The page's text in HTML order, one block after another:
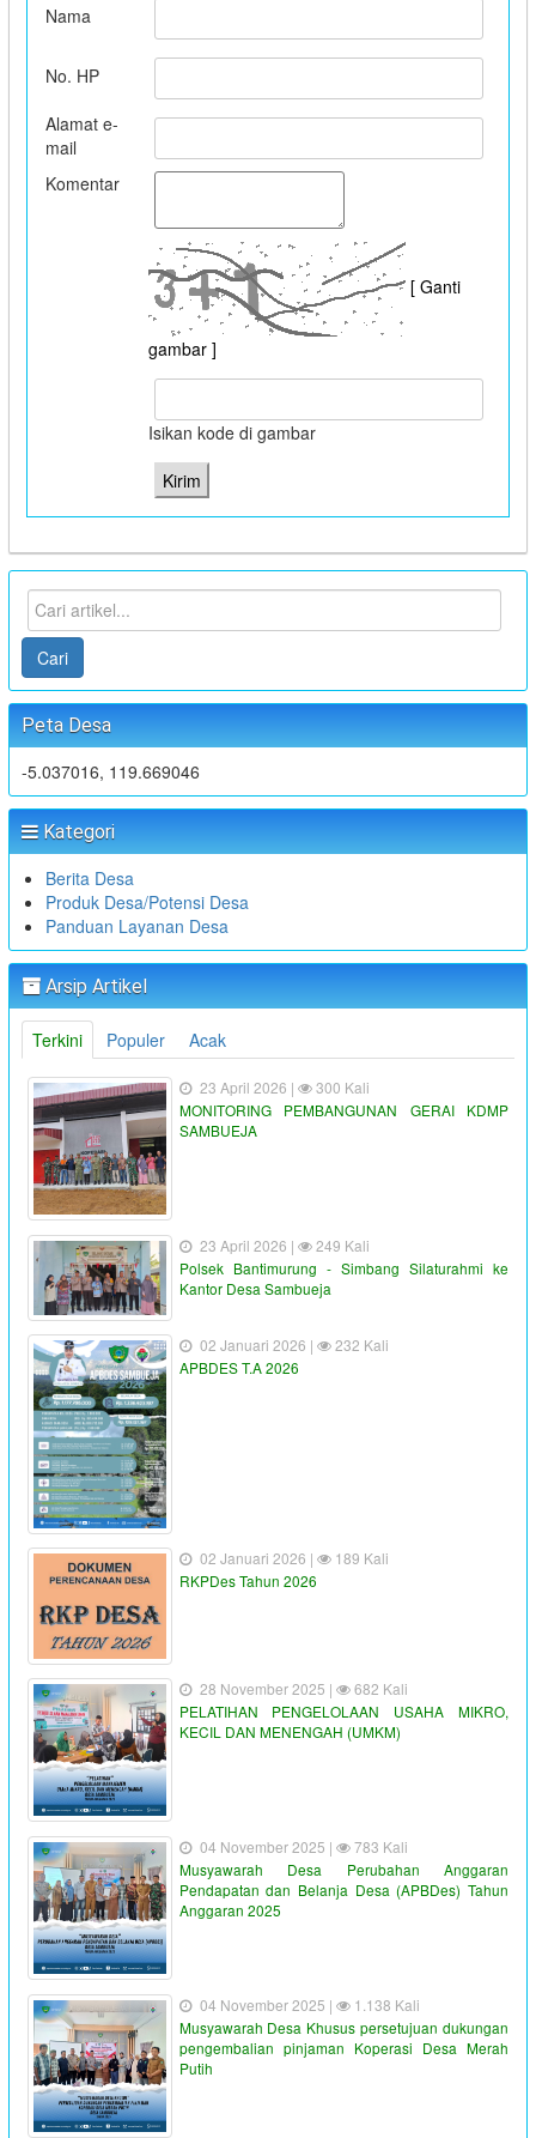
Nama
No. HP
Alamat e-
mail
Komentar
[ Ganti
gambar ]
Isikan kode di gambar
Cari
Peta Desa
-5.037016, 119.669046
Kategori
Berita Desa
Produk Desa/Potensi Desa
Panduan Layanan Desa
Arsip Artikel
Terkini Populer Acak
23 April 2026 |
300 Kali
MONITORING PEMBANGUNAN GERAI KDMP
SAMBUEJA
23 April 2026 |
249 Kali
Polsek Bantimurung - Simbang Silaturahmi ke
Kantor Desa Sambueja
02 Januari 2026 |
232 Kali
APBDES T.A 2026
02 Januari 2026 |
189 Kali
RKPDes Tahun 2026
28 November 2025 |
682 Kali
PELATIHAN PENGELOLAAN USAHA MIKRO,
KECIL DAN MENENGAH (UMKM)
04 November 2025 |
783 Kali
Musyawarah Desa Perubahan Anggaran
Pendapatan dan Belanja Desa (APBDes) Tahun
Anggaran 2025
04 November 2025 |
1.138 Kali
Musyawarah Desa Khusus persetujuan dukungan
pengembalian pinjaman Koperasi Desa Merah
Putih